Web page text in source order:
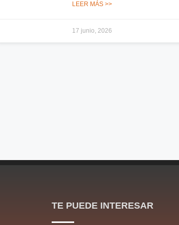
LEER MÁS >>
17 junio, 2026
TE PUEDE INTERESAR